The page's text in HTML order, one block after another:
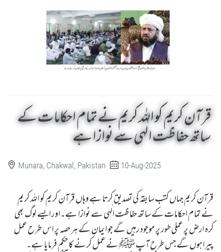
قرآن کریم کو اللہ کریم نے تمام احکامات کے
ساتھ حفاظت الٰہی سے نوازا ہے
Munara, Chakwal, Pakistan 10-Aug-2025
قرآن کریم جہاں کتب سابقہ کی تصدیق کرتا ہے وہاں قرآن کریم کو اللہ کریم
نے تمام احکامات کے ساتھ حفاظت الٰہی سے نوازا ہے۔اور ایسے لوگ بھی
کرہ ارض پر عملی طور پر موجود رہیں گے جو ایمان کے ہر حصہ پر اس طرح عمل
پیرا ہوں گے جس طرح آپ ﷺ نے عمل کرنے کا حکم فرمایا ہے۔